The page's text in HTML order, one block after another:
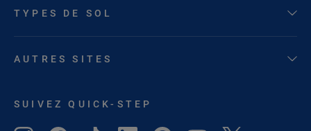
TYPES DE SOL
AUTRES SITES
SUIVEZ QUICK-STEP